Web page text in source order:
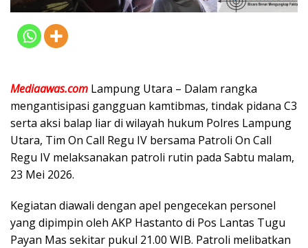
Mediaawas.com Lampung Utara – Dalam rangka
mengantisipasi gangguan kamtibmas, tindak pidana C3
serta aksi balap liar di wilayah hukum Polres Lampung
Utara, Tim On Call Regu IV bersama Patroli On Call
Regu IV melaksanakan patroli rutin pada Sabtu malam,
23 Mei 2026.
Kegiatan diawali dengan apel pengecekan personel
yang dipimpin oleh AKP Hastanto di Pos Lantas Tugu
Payan Mas sekitar pukul 21.00 WIB. Patroli melibatkan